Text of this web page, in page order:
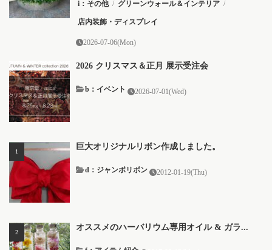
i：その他 / グリーンウォール＆インテリア /
店内装飾・ディスプレイ
2026-07-06(Mon)
2026 クリスマス＆正月 展示受注会
b：イベント 2026-07-01(Wed)
巨大オリジナルリボン作成しました。
2012-01-19(Thu)
d：ジャンボリボン
オススメのハーバリウム専用オイル & ガラ...